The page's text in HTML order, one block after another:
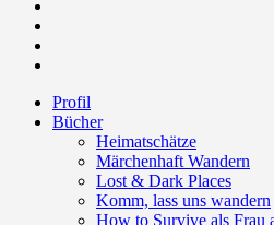
Profil
Bücher
Heimatschätze
Märchenhaft Wandern
Lost & Dark Places
Komm, lass uns wandern
How to Survive als Frau